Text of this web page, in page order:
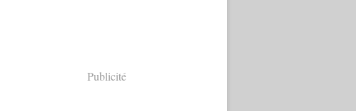
Publicité